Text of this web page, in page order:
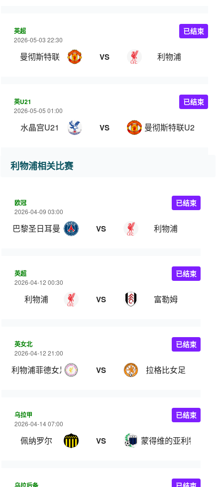
英超
2026-05-03 22:30
曼彻斯特联 VS 利物浦
已结束
英U21
2026-05-05 01:00
水晶宫U21 VS 曼彻斯特联U21
已结束
利物浦相关比赛
欧冠
2026-04-09 03:00
巴黎圣日耳曼 VS 利物浦
已结束
英超
2026-04-12 00:30
利物浦 VS 富勒姆
已结束
英女北
2026-04-12 21:00
利物浦菲德女足 VS 拉格比女足
已结束
乌拉甲
2026-04-14 07:00
佩纳罗尔 VS 蒙得维的亚利物浦
已结束